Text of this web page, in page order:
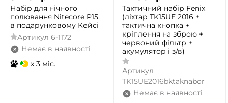
Набір для нічного
полювання Nitecore P15,
в подарунковому Кейсі
Артикул 6-1172
Немає в наявності
x 3 міс.
Тактичний набір Fenix
(ліхтар TK15UE 2016 +
тактична кнопка +
кріплення на зброю +
червоний фільтр +
акумулятор і з/в)
Артикул
TK15UE2016bktaknabor
Немає в наявності